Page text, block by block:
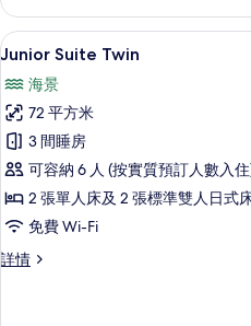
情
載
所
有
Junior
Suite
Twin
的
相
8
Junior Suite Twin
海景
72 平方米
3 間睡房
可容納 6 人 (按實質預訂人數入
2 張單人床及 2 張標準雙人日式
免費 Wi-Fi
詳情
Junior